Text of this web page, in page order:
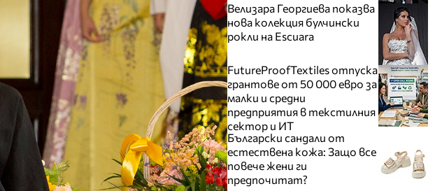
Велизара Георгиева показва
нова колекция булчински
рокли на Escuara
FutureProofTextiles отпуска
грантове от 50 000 евро за
малки и средни
предприятия в текстилния
сектор и ИТ
Български сандали от
естествена кожа: Защо все
повече жени ги
предпочитат?